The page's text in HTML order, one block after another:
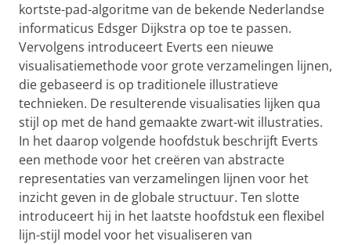
kortste-pad-algoritme van de bekende Nederlandse
informaticus Edsger Dijkstra op toe te passen.
Vervolgens introduceert Everts een nieuwe
visualisatiemethode voor grote verzamelingen lijnen,
die gebaseerd is op traditionele illustratieve
technieken. De resulterende visualisaties lijken qua
stijl op met de hand gemaakte zwart-wit illustraties.
In het daarop volgende hoofdstuk beschrijft Everts
een methode voor het creëren van abstracte
representaties van verzamelingen lijnen voor het
inzicht geven in de globale structuur. Ten slotte
introduceert hij in het laatste hoofdstuk een flexibel
lijn-stijl model voor het visualiseren van